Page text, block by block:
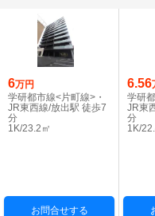
6万円
学研都市線<片町線>・
JR東西線/放出駅 徒歩7
分
1K/23.2㎡
お問合せする
6.56
学研
JR東
分
1K/